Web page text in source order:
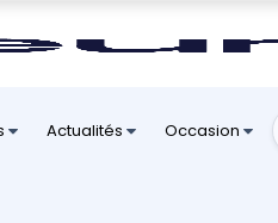
Actualités Occasion